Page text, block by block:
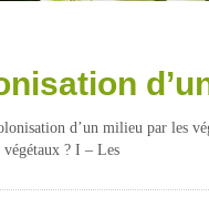
d’un milieu par les
? I – Les